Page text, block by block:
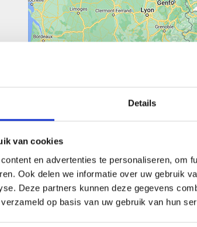
Details
van cookies
en advertenties te personaliseren, om
Ook delen we informatie over uw gebruik
Deze partners kunnen deze gegevens
op basis van uw gebruik van hun
en -materialen en bent
contactgegevens.